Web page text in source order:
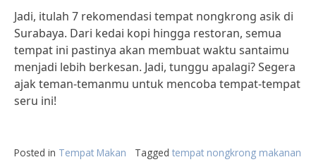
Jadi, itulah 7 rekomendasi tempat nongkrong asik di
Surabaya. Dari kedai kopi hingga restoran, semua
tempat ini pastinya akan membuat waktu santaimu
menjadi lebih berkesan. Jadi, tunggu apalagi? Segera
ajak teman-temanmu untuk mencoba tempat-tempat
seru ini!
Posted in Tempat Makan Tagged tempat nongkrong makanan